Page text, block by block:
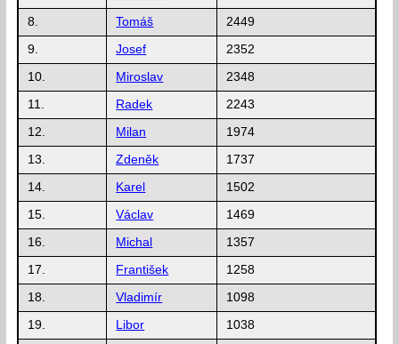
8. Tomáš 2449
9. Josef 2352
10. Miroslav 2348
11. Radek 2243
12. Milan 1974
13. Zdeněk 1737
14. Karel 1502
15. Václav 1469
16. Michal 1357
17. František 1258
18. Vladimír 1098
19. Libor 1038